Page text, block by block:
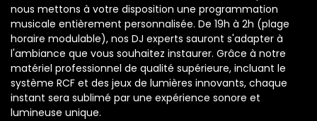
nous mettons à votre disposition une programmation
musicale entièrement personnalisée. De 19h à 2h (plage
horaire modulable), nos DJ experts sauront s'adapter à
l'ambiance que vous souhaitez instaurer. Grâce à notre
matériel professionnel de qualité supérieure, incluant le
système RCF et des jeux de lumières innovants, chaque
instant sera sublimé par une expérience sonore et
lumineuse unique.